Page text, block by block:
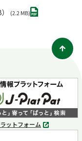
(2.2 MB)PDF
ットフォーム
別